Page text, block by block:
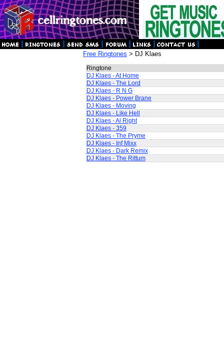
Free Ringtones > DJ Klaes
Ringtone
DJ Klaes - At Home
DJ Klaes - The Lord
DJ Klaes - R N G
DJ Klaes - Power Brane
DJ Klaes - Moving
DJ Klaes - Like Hell
DJ Klaes - Al Right
DJ Klaes - 359
DJ Klaes - The Pryme
DJ Klaes - Inf Mixx
DJ Klaes - Dark Remix
DJ Klaes - The Rittum